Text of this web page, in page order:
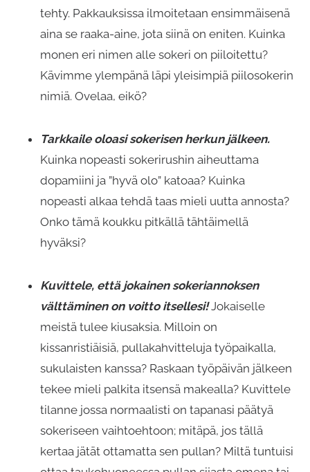
tehty. Pakkauksissa ilmoitetaan ensimmäisenä
aina se raaka-aine, jota siinä on eniten. Kuinka
monen eri nimen alle sokeri on piiloitettu?
Kävimme ylempänä läpi yleisimpiä piilosokerin
nimiä. Ovelaa, eikö?
Tarkkaile oloasi sokerisen herkun jälkeen.
Kuinka nopeasti sokerirushin aiheuttama
dopamiini ja ”hyvä olo” katoaa? Kuinka
nopeasti alkaa tehdä taas mieli uutta annosta?
Onko tämä koukku pitkällä tähtäimellä
hyväksi?
Kuvittele, että jokainen sokeriannoksen
välttäminen on voitto itsellesi!Jokaiselle
meistä tulee kiusaksia. Milloin on
kissanristiäisiä, pullakahvitteluja työpaikalla,
sukulaisten kanssa? Raskaan työpäivän jälkeen
tekee mieli palkita itsensä makealla? Kuvittele
tilanne jossa normaalisti on tapanasi päätyä
sokeriseen vaihtoehtoon; mitäpä, jos tällä
kertaa jätät ottamatta sen pullan? Miltä tuntuisi